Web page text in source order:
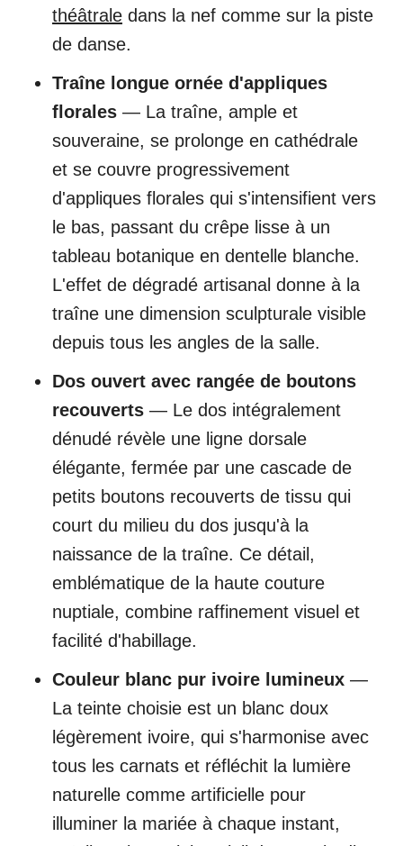
théâtrale dans la nef comme sur la piste
de danse.
Traîne longue ornée d'appliques
florales — La traîne, ample et
souveraine, se prolonge en cathédrale
et se couvre progressivement
d'appliques florales qui s'intensifient vers
le bas, passant du crêpe lisse à un
tableau botanique en dentelle blanche.
L'effet de dégradé artisanal donne à la
traîne une dimension sculpturale visible
depuis tous les angles de la salle.
Dos ouvert avec rangée de boutons
recouverts — Le dos intégralement
dénudé révèle une ligne dorsale
élégante, fermée par une cascade de
petits boutons recouverts de tissu qui
court du milieu du dos jusqu'à la
naissance de la traîne. Ce détail,
emblématique de la haute couture
nuptiale, combine raffinement visuel et
facilité d'habillage.
Couleur blanc pur ivoire lumineux —
La teinte choisie est un blanc doux
légèrement ivoire, qui s'harmonise avec
tous les carnats et réfléchit la lumière
naturelle comme artificielle pour
illuminer la mariée à chaque instant,